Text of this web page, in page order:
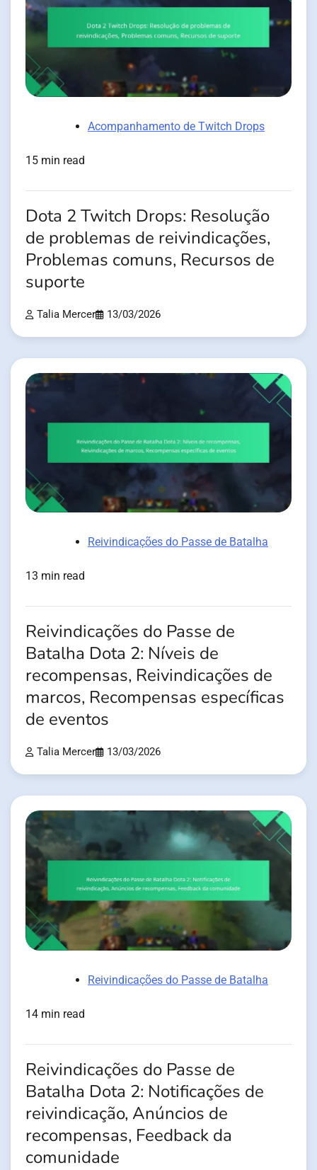
Acompanhamento de Twitch Drops
15 min read
Dota 2 Twitch Drops: Resolução
de problemas de reivindicações,
Problemas comuns, Recursos de
suporte
Talia Mercer 13/03/2026
Reivindicações do Passe de Batalha
13 min read
Reivindicações do Passe de
Batalha Dota 2: Níveis de
recompensas, Reivindicações de
marcos, Recompensas específicas
de eventos
Talia Mercer 13/03/2026
Reivindicações do Passe de Batalha
14 min read
Reivindicações do Passe de
Batalha Dota 2: Notificações de
reivindicação, Anúncios de
recompensas, Feedback da
comunidade